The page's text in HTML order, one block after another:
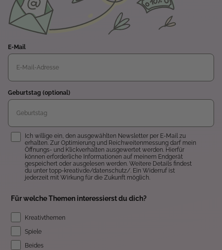
E-Mail
Geburtstag (optional)
Einwilligung
Ich willige ein, den ausgewählten Newsletter per E-Mail zu
erhalten. Zur Optimierung und Reichweitenmessung darf mein
Öffnungs- und Klickverhalten ausgewertet werden. Hierfür
können erforderliche Informationen auf meinem Endgerät
gespeichert oder ausgelesen werden. Weitere Details findest
du unter topp-kreativ.de/datenschutz/. Ein Widerruf ist
jederzeit mit Wirkung für die Zukunft möglich.
Für welche Themen interessierst du dich?
Kreativthemen
Spiele
Beides